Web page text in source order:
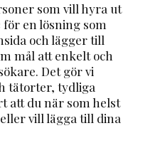
som vill hyra ut
en lösning som
och lägger till
mål att enkelt och
Det gör vi
tätorter, tydliga
att du när som helst
vill lägga till dina